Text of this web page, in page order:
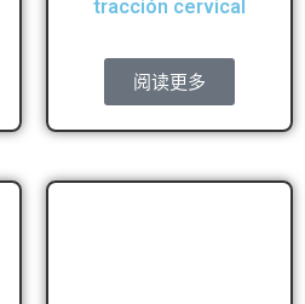
tracción cervical
阅读更多